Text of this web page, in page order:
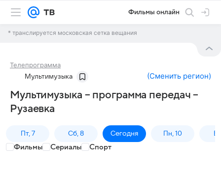
Фильмы онлайн
* транслируется московская сетка вещания
Телепрограмма
Мультимузыка (Сменить регион)
Мультимузыка – программа передач –
Рузаевка
Пт, 7 Сб, 8 Сегодня Пн, 10
Фильмы Сериалы Спорт